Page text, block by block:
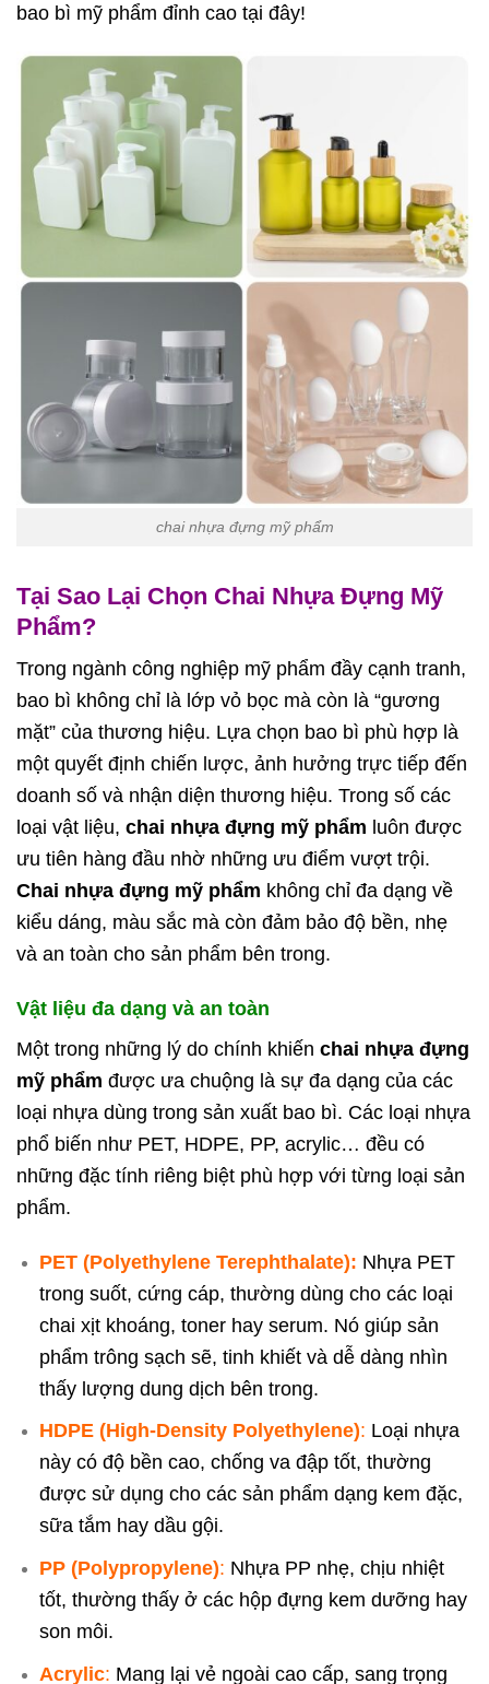
bao bì mỹ phẩm đỉnh cao tại đây!
chai nhựa đựng mỹ phẩm
Tại Sao Lại Chọn Chai Nhựa Đựng Mỹ
Phẩm?
Trong ngành công nghiệp mỹ phẩm đầy cạnh tranh,
bao bì không chỉ là lớp vỏ bọc mà còn là “gương
mặt” của thương hiệu. Lựa chọn bao bì phù hợp là
một quyết định chiến lược, ảnh hưởng trực tiếp đến
doanh số và nhận diện thương hiệu. Trong số các
loại vật liệu, chai nhựa đựng mỹ phẩm luôn được
ưu tiên hàng đầu nhờ những ưu điểm vượt trội.
Chai nhựa đựng mỹ phẩm không chỉ đa dạng về
kiểu dáng, màu sắc mà còn đảm bảo độ bền, nhẹ
và an toàn cho sản phẩm bên trong.
Vật liệu đa dạng và an toàn
Một trong những lý do chính khiến chai nhựa đựng
mỹ phẩm được ưa chuộng là sự đa dạng của các
loại nhựa dùng trong sản xuất bao bì. Các loại nhựa
phổ biến như PET, HDPE, PP, acrylic… đều có
những đặc tính riêng biệt phù hợp với từng loại sản
phẩm.
PET (Polyethylene Terephthalate): Nhựa PET
trong suốt, cứng cáp, thường dùng cho các loại
chai xịt khoáng, toner hay serum. Nó giúp sản
phẩm trông sạch sẽ, tinh khiết và dễ dàng nhìn
thấy lượng dung dịch bên trong.
HDPE (High-Density Polyethylene): Loại nhựa
này có độ bền cao, chống va đập tốt, thường
được sử dụng cho các sản phẩm dạng kem đặc,
sữa tắm hay dầu gội.
PP (Polypropylene): Nhựa PP nhẹ, chịu nhiệt
tốt, thường thấy ở các hộp đựng kem dưỡng hay
son môi.
Acrylic: Mang lại vẻ ngoài cao cấp, sang trọng